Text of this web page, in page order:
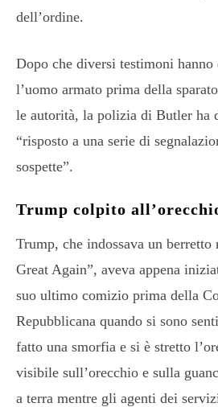
dell’ordine.
Dopo che diversi testimoni
l’uomo armato prima della
le autorità, la polizia di Butler ha
“risposto a una serie di
sospette”.
Trump colpito
Trump, che indossava un berretto
Great Again”, aveva appena
suo ultimo comizio prima della
Repubblicana quando si sono
fatto una smorfia e si è stretto
visibile sull’orecchio e sulla
a terra mentre gli agenti dei